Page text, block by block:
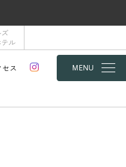
ル
ス MENU